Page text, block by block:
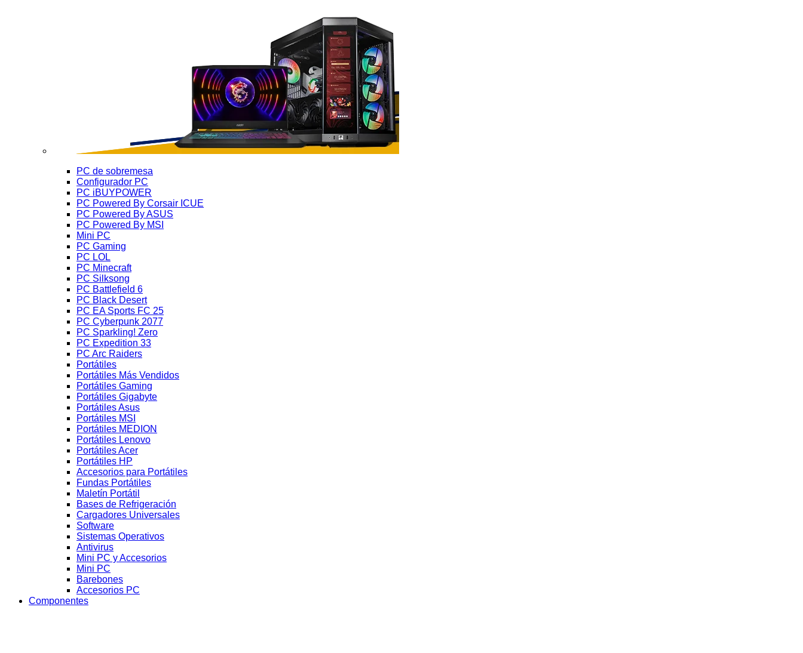
PC de sobremesa
Configurador PC
PC iBUYPOWER
PC Powered By Corsair ICUE
PC Powered By ASUS
PC Powered By MSI
Mini PC
PC Gaming
PC LOL
PC Minecraft
PC Silksong
PC Battlefield 6
PC Black Desert
PC EA Sports FC 25
PC Cyberpunk 2077
PC Sparkling! Zero
PC Expedition 33
PC Arc Raiders
Portátiles
Portátiles Más Vendidos
Portátiles Gaming
Portátiles Gigabyte
Portátiles Asus
Portátiles MSI
Portátiles MEDION
Portátiles Lenovo
Portátiles Acer
Portátiles HP
Accesorios para Portátiles
Fundas Portátiles
Maletín Portátil
Bases de Refrigeración
Cargadores Universales
Software
Sistemas Operativos
Antivirus
Mini PC y Accesorios
Mini PC
Barebones
Accesorios PC
Componentes